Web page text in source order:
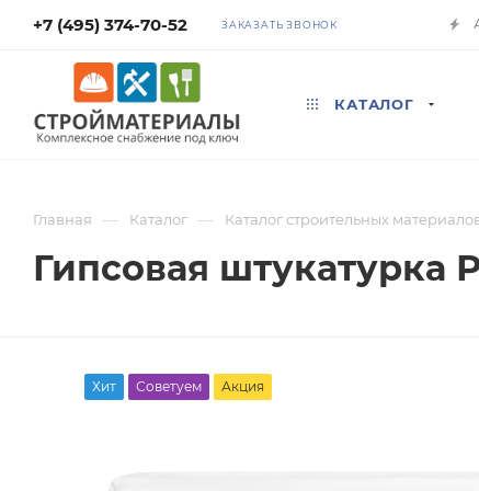
+7 (495) 374-70-52 ЗАКАЗАТЬ ЗВОНОК
КАТАЛОГ
Главная — Каталог — Каталог строительных
Гипсовая штукатурка
Хит Советуем Акция